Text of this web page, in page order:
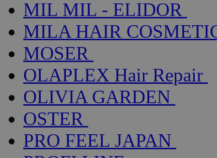
MIL MIL - ELIDOR
MILA HAIR
MOSER
OLAPLEX Hair Repair
OLIVIA GARDEN
OSTER
PRO FEEL JAPAN